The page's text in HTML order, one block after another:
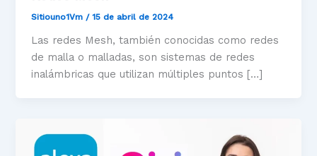
Sitiouno1Vm/15 de abril de 2024
Las redes Mesh, también conocidas como redes
de malla o malladas, son sistemas de redes
inalámbricas que utilizan múltiples puntos […]